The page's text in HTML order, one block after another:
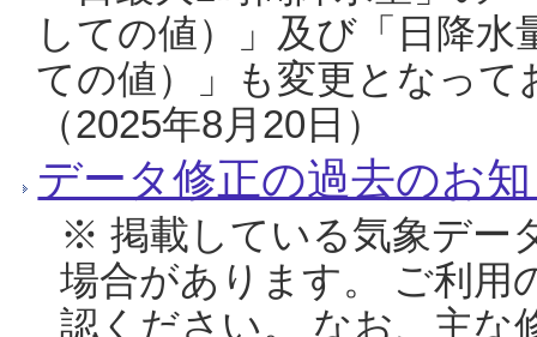
しての値）」及び「日降
ての値）」も変更となっ
（2025年8月20日）
データ修正の過去のお
※ 掲載している気象デー
場合があります。 ご利用
認ください。 なお、主な